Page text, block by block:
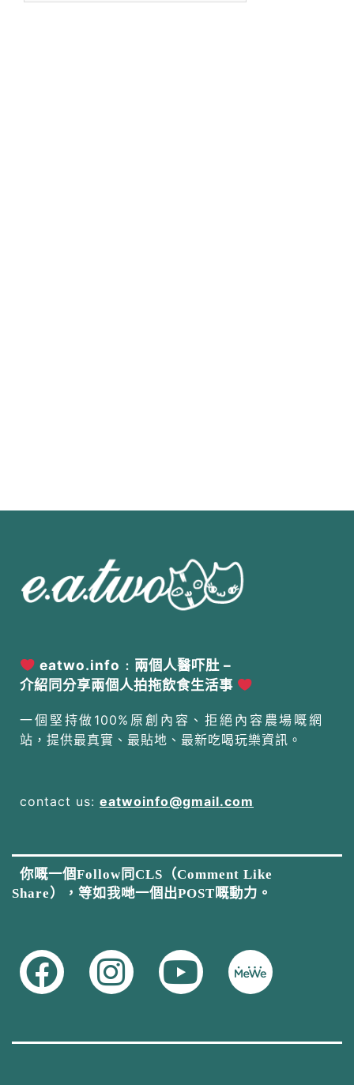
eatwo.info﹕兩個人醫吓肚 –
介紹同分享兩個人拍拖飲食生活事
一個堅持做100%原創內容、拒絕內容農場嘅網
站，提供最真實、最貼地、最新吃喝玩樂資訊。
contact us: eatwoinfo@gmail.com
你嘅一個Follow同CLS（Comment Like
Share），等如我哋一個出POST嘅動力。